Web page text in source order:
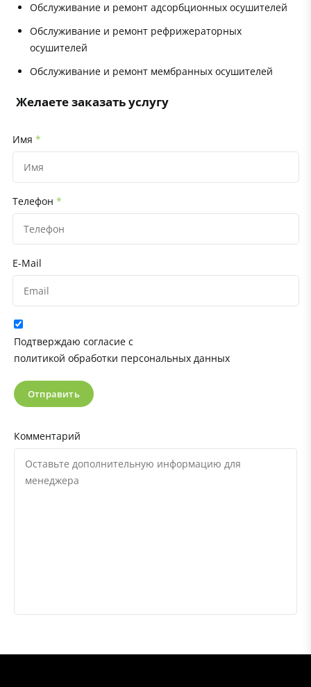
Обслуживание и ремонт адсорбционных осушителей
Обслуживание и ремонт рефрижераторных
осушителей
Обслуживание и ремонт мембранных осушителей
Желаете заказать услугу
Имя *
Телефон *
E-Mail
Подтверждаю согласие с
политикой обработки персональных данных
Отправить
Комментарий